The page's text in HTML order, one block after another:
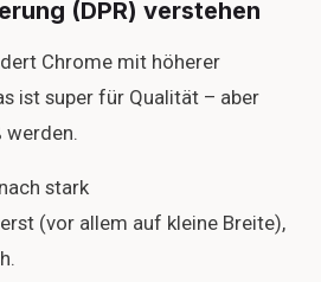
(DPR) verstehen
Chrome mit höherer
ist super für Qualität – aber
werden.
stark
(vor allem auf kleine Breite),